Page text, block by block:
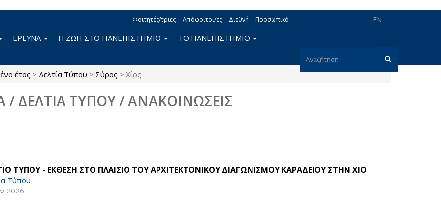
EN
Φοιτητές/τριες Απόφοιτοι/ες Διεθνή Προσωπικό
Φόρμα
ΕΡΕΥΝΑ Η ΖΩΗ ΣΤΟ ΠΑΝΕΠΙΣΤΗΜΙΟ ΤΟ ΠΑΝΕΠΙΣΤΗΜΙΟ
έτος > Δελτία Τύπου > Σύρος > Χίος
/ ΔΕΛΤΙΑ ΤΥΠΟΥ / ΑΝΑΚΟΙΝΩΣΕΙΣ
ΤΥΠΟΥ - ΕΚΘΕΣΗ ΣΤΟ ΠΛΑΙΣΙΟ ΤΟΥ ΑΡΧΙΤΕΚΤΟΝΙΚΟΥ ΔΙΑΓΩΝΙΣΜΟΥ ΚΑΡΑΔΕΙΟΥ ΣΤΗΝ ΧΙΟ
Τύπου
2026